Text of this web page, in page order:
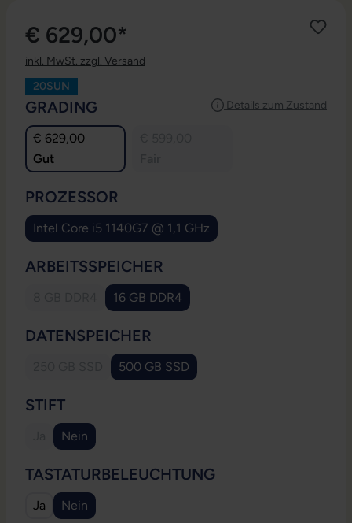
€ 629,00*
inkl. MwSt. zzgl. Versand
20SUN
Details zum Zustand
GRADING
€ 629,00
Gut
PROZESSOR
Intel Core i5 1140G7 @ 1,1 GHz
ARBEITSSPEICHER
(Diese Option ist zurzeit nicht verfügbar.)
16 GB DDR4
DATENSPEICHER
(Diese Option ist zurzeit nicht verfügbar.)
500 GB SSD
STIFTAUSWÄHLEN
(Diese Option ist zurzeit nicht verfügbar.)
Nein
TASTATURBELEUCHTUNG
Ja Nein